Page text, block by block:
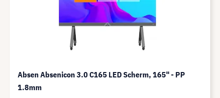
Absen Absenicon 3.0 C165 LED Scherm, 165" - PP
1.8mm